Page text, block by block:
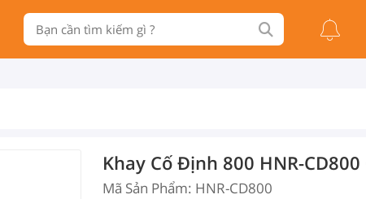
Khay Cố Định 800 HNR-
Mã Sản Phẩm: HNR-CD800